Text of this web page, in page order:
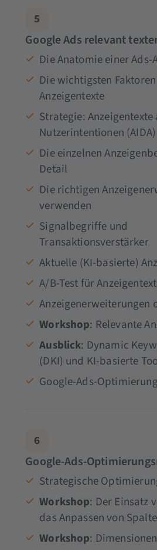
5
Google Ads relevant
Die Anatomie einer Ads-
Die wichtigsten
Anzeigentexte
Strategie: Anzeigentexte
Nutzerintentionen (AIDA)
Die einzelnen
Detail
Die richtigen
verwenden
Signalbegriffe und
Transaktionsverstärker
Aktuelle (KI-basierte)
A/B-Test für
Anzeigenerweiterungen
Workshop: Relevante
Ausblick: Dynamic
(DKI) und KI-basierte
Google-Ads-
6
Google-Ads-
Strategische
Workshop: Der Einsatz
das Anpassen von
Workshop: